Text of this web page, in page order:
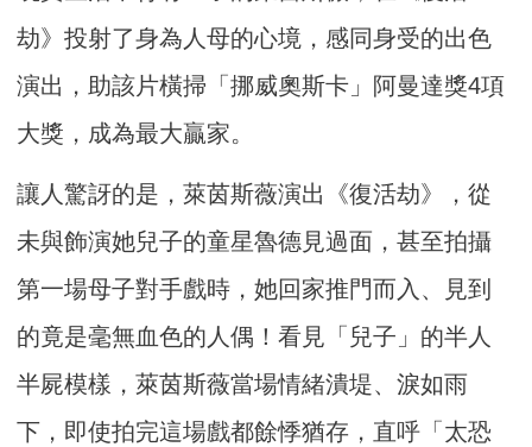
劫》投射了身為人母的心境，感同身受的出色
演出，助該片橫掃「挪威奧斯卡」阿曼達獎4項
大獎，成為最大贏家。
讓人驚訝的是，萊茵斯薇演出《復活劫》，從
未與飾演她兒子的童星魯德見過面，甚至拍攝
第一場母子對手戲時，她回家推門而入、見到
的竟是毫無血色的人偶！看見「兒子」的半人
半屍模樣，萊茵斯薇當場情緒潰堤、淚如雨
下，即使拍完這場戲都餘悸猶存，直呼「太恐